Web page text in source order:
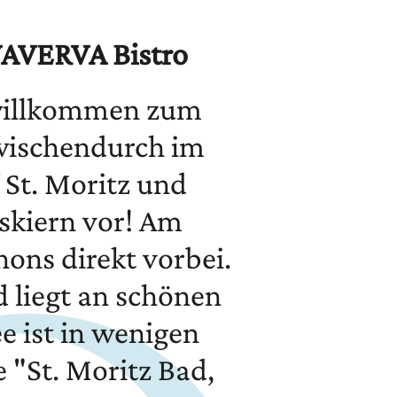
Bistro
zum
im
St. Moritz und
vor! Am
direkt vorbei.
liegt an schönen
ist in wenigen
"St. Moritz Bad,